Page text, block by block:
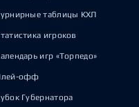
таблицы КХЛ
игроков
игр «Торпедо»
офф
Губернатора